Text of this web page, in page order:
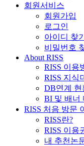
회원서비스
회원가입
로그인
아이디 찾기
비밀번호
About RISS
RISS 이용
RISS 지식
DB연계 현
BI 및 배너
RISS 처음 방문
RISS란?
RISS 이용
내 추천논